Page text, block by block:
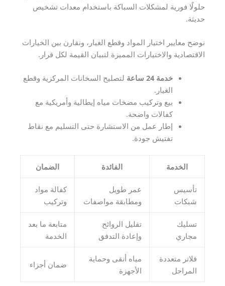
حلولًا فورية لمشكلات السباكة باستخدام معدات تشخيص
حديثة.
نوضح معايير اختيار المواد وقطع الغيار، ونقارن بين الخيارات
الاقتصادية والاختيارات المميزة لتبيان القيمة لكل قرار.
خدمة 24 ساعة
لتصليح السخانات المركزية وقطع
الغيار.
بيع وتركيب مضخات مياه إيطالية وأمريكية مع
كفالات واضحة.
إطار عمل من الاستشارة حتى التسليم مع نقاط
تفتيش جودة.
الخدمة الفائدة الضمان
تأسيس
شبكات
عمر طويل
ومطابقة مواصفات
كفالة مواد
وتركيب
تسليك
مجاري
تقليل الروائح
وإعادة التدفق
متابعة ما بعد
الخدمة
فلاتر متعددة
المراحل
مياه أنقى وحماية
الأجهزة
ضمان أجزاء